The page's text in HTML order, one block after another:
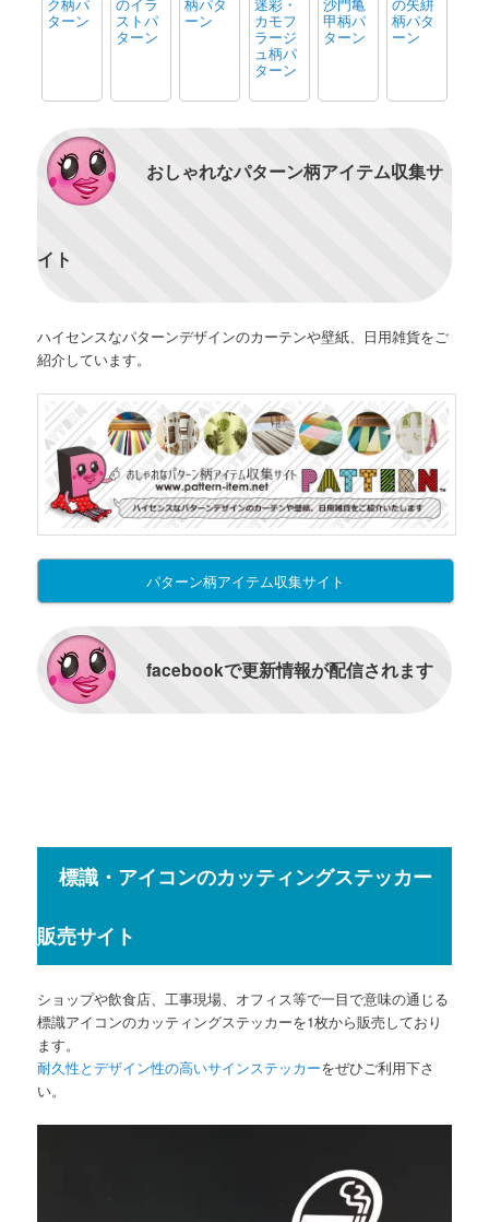
ク柄パ
ターン
のイラ
ストパ
ターン
柄パタ
ーン
迷彩・
カモフ
ラージ
ュ柄パ
ターン
沙門亀
甲柄パ
ターン
の矢絣
柄パタ
ーン
おしゃれなパターン柄アイテム収集サ
イト
ハイセンスなパターンデザインのカーテンや壁紙、日用雑貨をご
紹介しています。
パターン柄アイテム収集サイト
facebookで更新情報が配信されます
標識・アイコンのカッティングステッカー
販売サイト
ショップや飲食店、工事現場、オフィス等で一目で意味の通じる
標識アイコンのカッティングステッカーを1枚から販売しており
ます。
耐久性とデザイン性の高いサインステッカーをぜひご利用下さ
い。